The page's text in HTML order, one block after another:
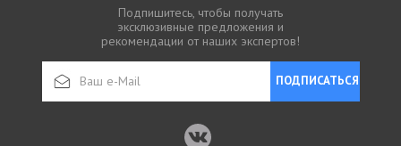
Подпишитесь, чтобы получать
эксклюзивные предложения и
рекомендации от наших экспертов!
ПОДПИСАТЬСЯ